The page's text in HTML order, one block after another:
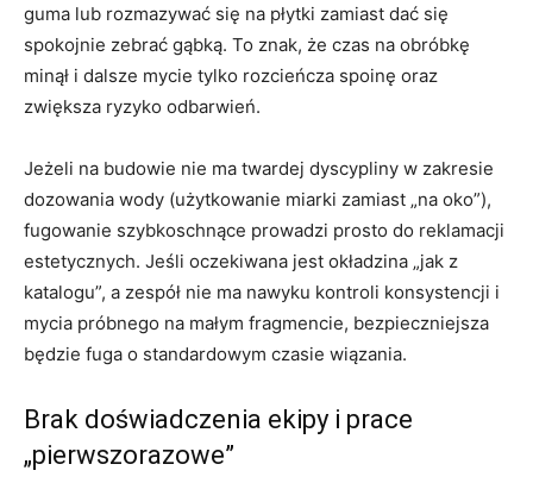
guma lub rozmazywać się na płytki zamiast dać się
spokojnie zebrać gąbką. To znak, że czas na obróbkę
minął i dalsze mycie tylko rozcieńcza spoinę oraz
zwiększa ryzyko odbarwień.
Jeżeli na budowie nie ma twardej dyscypliny w zakresie
dozowania wody (użytkowanie miarki zamiast „na oko”),
fugowanie szybkoschnące prowadzi prosto do reklamacji
estetycznych. Jeśli oczekiwana jest okładzina „jak z
katalogu”, a zespół nie ma nawyku kontroli konsystencji i
mycia próbnego na małym fragmencie, bezpieczniejsza
będzie fuga o standardowym czasie wiązania.
Brak doświadczenia ekipy i prace
„pierwszorazowe”